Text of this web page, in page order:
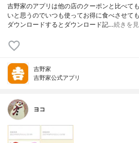
吉野家のアプリは他の店のクーポンと比べて
いと思うのでいつも使ってお得に食べさせて
ダウンロードするとダウンロード記…続きを
吉野家
吉野家公式アプリ
ヨコ